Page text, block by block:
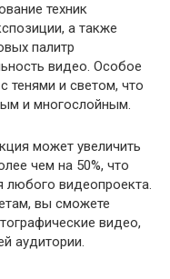
техник
а также
палитр
видео. Особое
тенями и светом, что
и многослойным.
может увеличить
чем на 50%, что
любого видеопроекта.
вы сможете
видео,
аудитории.